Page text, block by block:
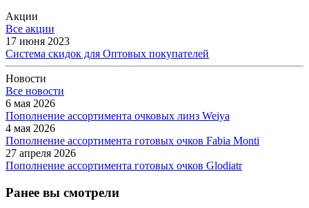
Акции
Все акции
17 июня 2023
Система скидок для Оптовых покупателей
Новости
Все новости
6 мая 2026
Пополнение ассортимента очковых линз Weiya
4 мая 2026
Пополнение ассортимента готовых очков Fabia Monti
27 апреля 2026
Пополнение ассортимента готовых очков Glodiatr
Ранее вы смотрели